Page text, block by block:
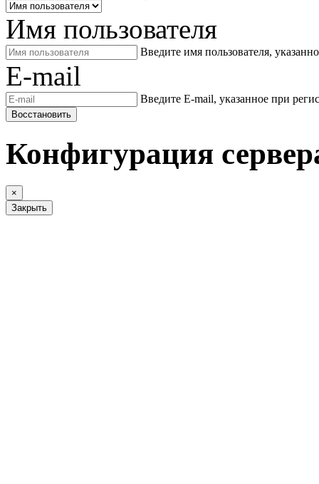
Имя пользователя
Введите имя пользователя,
E-mail
Введите E-mail, указанное при
Восстановить
Конфигурация
×
Закрыть